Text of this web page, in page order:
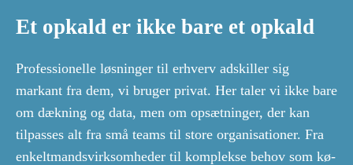
Et opkald er ikke bare et opkald
Professionelle løsninger til erhverv adskiller sig
markant fra dem, vi bruger privat. Her taler vi ikke bare
om dækning og data, men om opsætninger, der kan
tilpasses alt fra små teams til store organisationer. Fra
enkeltmandsvirksomheder til komplekse behov som kø-